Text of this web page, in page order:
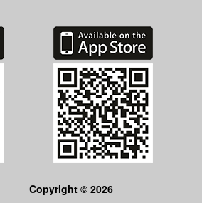
Copyright © 2026